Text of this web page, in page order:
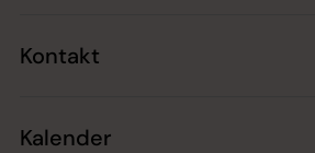
Kontakt
Kalender